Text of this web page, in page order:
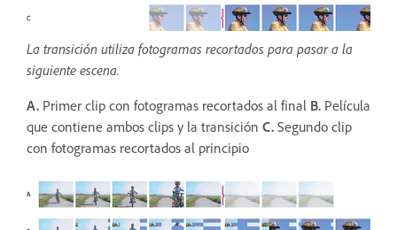
La transición utiliza fotogramas recortados para pasar a la
siguiente escena.
A. Primer clip con fotogramas recortados al final B. Película
que contiene ambos clips y la transición C. Segundo clip
con fotogramas recortados al principio